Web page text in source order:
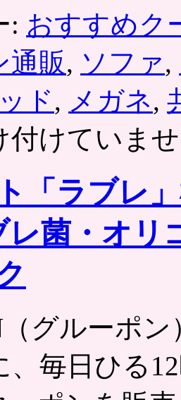
: おすすめク
通販, ソファ,
ド, メガネ,
付けていま
「ラブレ
菌・オリ
（グルーポ
、毎日ひる